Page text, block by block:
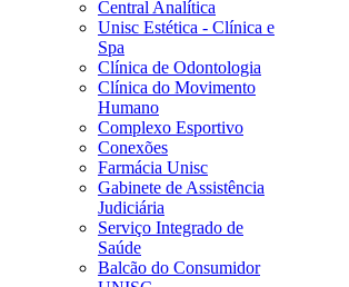
Central Analítica
Unisc Estética - Clínica e
Spa
Clínica de Odontologia
Clínica do Movimento
Humano
Complexo Esportivo
Conexões
Farmácia Unisc
Gabinete de Assistência
Judiciária
Serviço Integrado de
Saúde
Balcão do Consumidor